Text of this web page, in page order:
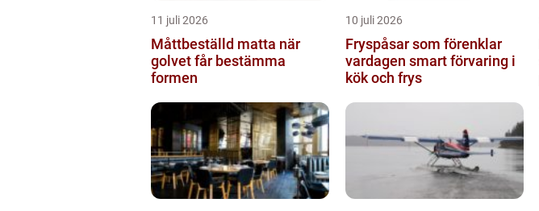
11 juli 2026
Måttbeställd matta när
golvet får bestämma
formen
10 juli 2026
Fryspåsar som förenklar
vardagen smart förvaring i
kök och frys